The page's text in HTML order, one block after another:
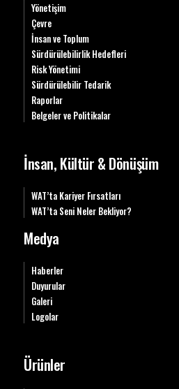
Yönetişim
Çevre
İnsan ve Toplum
Sürdürülebilirlik Hedefleri
Risk Yönetimi
Sürdürülebilir Tedarik
Raporlar
Belgeler ve Politikalar
İnsan, Kültür & Dönüşüm
WAT’ta Kariyer Fırsatları
WAT’ta Seni Neler Bekliyor?
Medya
Haberler
Duyurular
Galeri
Logolar
Ürünler